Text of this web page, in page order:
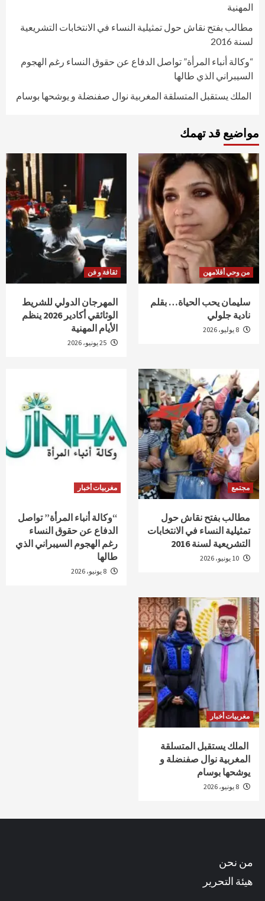
المهنية
مطالب بفتح نقاش حول تمثيلية النساء في الانتخابات التشريعية
لسنة 2016
“وكالة أنباء المرأة” تواصل الدفاع عن حقوق النساء رغم الهجوم
السيبراني الذي طالها
الملك يستقبل المتسلقة المغربية نوال صفنضلة و يوشحها بوسام
مواضيع قد تهمك
من وحي أقلامهن
سليمان يحب الحياة… بقلم
نادية جلولي
ثقافة و فن
المهرجان الدولي للشريط
الوثائقي أكادير 2026 ينظم
الأيام المهنية
مجتمع
مطالب بفتح نقاش حول
تمثيلية النساء في الانتخابات
التشريعية لسنة 2016
مغربيات أخبار
“وكالة أنباء المرأة” تواصل
الدفاع عن حقوق النساء
رغم الهجوم السيبراني الذي
طالها
مغربيات أخبار
الملك يستقبل المتسلقة
المغربية نوال صفنضلة و
يوشحها بوسام
من نحن
هيئة التحرير